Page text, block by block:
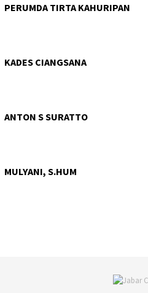
PERUMDA TIRTA KAHURIPAN
KADES CIANGSANA
ANTON S SURATTO
MULYANI, S.HUM